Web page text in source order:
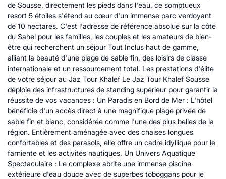
de Sousse, directement les pieds dans l'eau, ce somptueux
resort 5 étoiles s'étend au cœur d'un immense parc verdoyant
de 10 hectares. C'est l'adresse de référence absolue sur la côte
du Sahel pour les familles, les couples et les amateurs de bien-
être qui recherchent un séjour Tout Inclus haut de gamme,
alliant la beauté d'une plage de sable fin, des loisirs de classe
internationale et un ressourcement total. Les prestations d'élite
de votre séjour au Jaz Tour Khalef Le Jaz Tour Khalef Sousse
déploie des infrastructures de standing supérieur pour garantir la
réussite de vos vacances : Un Paradis en Bord de Mer : L'hôtel
bénéficie d'un accès direct à une magnifique plage privée de
sable fin et blanc, considérée comme l'une des plus belles de la
région. Entièrement aménagée avec des chaises longues
confortables et des parasols, elle offre un cadre idyllique pour le
farniente et les activités nautiques. Un Univers Aquatique
Spectaculaire : Le complexe abrite une immense piscine
extérieure d'eau douce avec de superbes toboggans pour le